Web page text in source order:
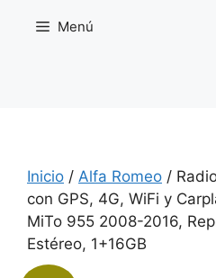
Menú
Inicio / Alfa Romeo /
con GPS, 4G, WiFi y
MiTo 955 2008-2016,
Estéreo, 1+16GB